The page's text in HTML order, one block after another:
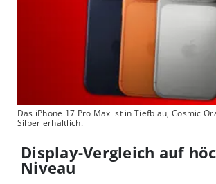
Das iPhone 17 Pro Max ist in Tiefblau, Cosmic
Silber erhältlich.
Display-Vergleich auf
Niveau